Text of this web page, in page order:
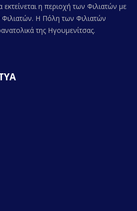
η περιοχή των Φιλιατών με
Η Πόλη των Φιλιατών
της Ηγουμενίτσας.